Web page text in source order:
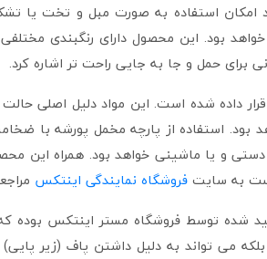
امکان استفاده به صورت مبل و تخت یا
بود. این محصول دارای رنگبندی
حمل و جا به جایی راحت تر اشاره کرد.
داده شده است. این مواد دلیل اصلی
استفاده از پارچه مخمل پورشه با
و یا ماشینی خواهد بود. همراه
به سایت فروشگاه نمایندگی اینتکس
توسط فروشگاه مستر اینتکس بوده که
می تواند به دلیل داشتن پاف (زیر